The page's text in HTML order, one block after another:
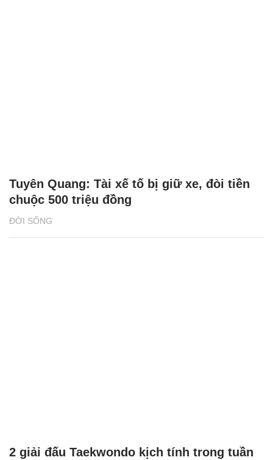
ĐỜI SỐNG
Tuyên Quang: Tài xế tố bị giữ xe, đòi tiền
chuộc 500 triệu đồng
2 giải đấu Taekwondo kịch tính trong tuần